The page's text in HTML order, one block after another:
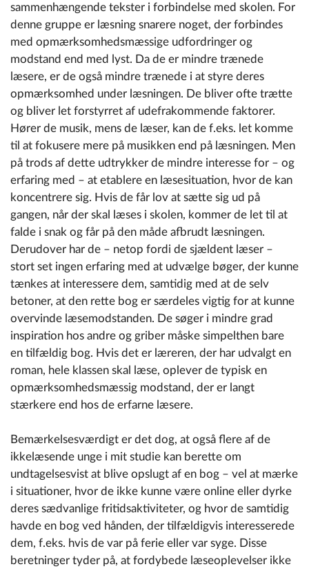
sammenhængende tekster i forbindelse med skolen. For
denne gruppe er læsning snarere noget, der forbindes
med opmærksomhedsmæssige udfordringer og
modstand end med lyst. Da de er mindre trænede
læsere, er de også mindre trænede i at styre deres
opmærksomhed under læsningen. De bliver ofte trætte
og bliver let forstyrret af udefrakommende faktorer.
Hører de musik, mens de læser, kan de f.eks. let komme
til at fokusere mere på musikken end på læsningen. Men
på trods af dette udtrykker de mindre interesse for – og
erfaring med – at etablere en læsesituation, hvor de kan
koncentrere sig. Hvis de får lov at sætte sig ud på
gangen, når der skal læses i skolen, kommer de let til at
falde i snak og får på den måde afbrudt læsningen.
Derudover har de – netop fordi de sjældent læser –
stort set ingen erfaring med at udvælge bøger, der kunne
tænkes at interessere dem, samtidig med at de selv
betoner, at den rette bog er særdeles vigtig for at kunne
overvinde læsemodstanden. De søger i mindre grad
inspiration hos andre og griber måske simpelthen bare
en tilfældig bog. Hvis det er læreren, der har udvalgt en
roman, hele klassen skal læse, oplever de typisk en
opmærksomhedsmæssig modstand, der er langt
stærkere end hos de erfarne læsere.
Bemærkelsesværdigt er det dog, at også flere af de
ikkelæsende unge i mit studie kan berette om
undtagelsesvist at blive opslugt af en bog – vel at mærke
i situationer, hvor de ikke kunne være online eller dyrke
deres sædvanlige fritidsaktiviteter, og hvor de samtidig
havde en bog ved hånden, der tilfældigvis interesserede
dem, f.eks. hvis de var på ferie eller var syge. Disse
beretninger tyder på, at fordybede læseoplevelser ikke